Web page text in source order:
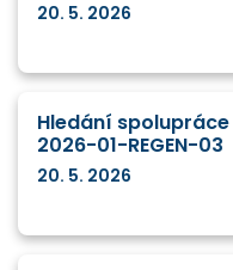
20. 5. 2026
Hledání spolupráce
2026-01-REGEN-03
20. 5. 2026